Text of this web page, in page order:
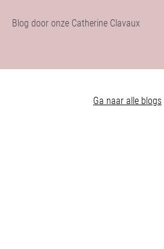
Blog door onze Catherine Clavaux
Ga naar alle blogs